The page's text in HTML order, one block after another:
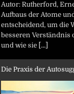
Autor: Rutherford,
Aufbaus der Atome
entscheidend, um die
besseren Verständnis
und wie sie [...]
Die Praxis der